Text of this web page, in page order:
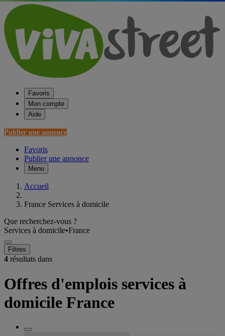
Favoris
Mon compte
Aide
Publier une annonce
Favoris
Publier une annonce
Menu
Accueil
France Services à domicile
Que recherchez-vous ?
Services à domicile•France
Filtres
4 résultats dans
Offres d'emplois services à
domicile France